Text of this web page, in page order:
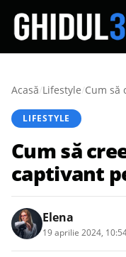
Acasă/Lifestyle/
LIFESTYLE
Cum să
captivant
Elena
19 aprilie 2024,